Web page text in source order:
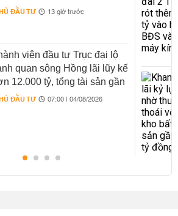
ĐẦU TƯ 13 giờ trước
viên đầu tư Trục đại lộ
quan sông Hồng lãi lũy kế
12.000 tỷ, tổng tài sản gần
tỷ USD
ĐẦU TƯ 07:00 | 04/08/2026